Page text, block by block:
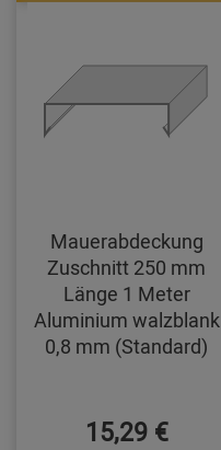
Mauerabdeckung
Zuschnitt 250 mm
Länge 1 Meter
Aluminium walzblank
0,8 mm (Standard)
15,29 €